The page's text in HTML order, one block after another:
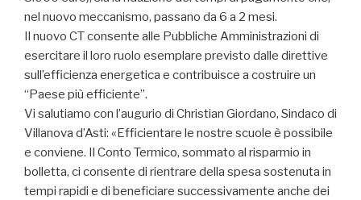
nel nuovo meccanismo, passano da 6 a 2 mesi.
Il nuovo CT consente alle Pubbliche Amministrazioni di
esercitare il loro ruolo esemplare previsto dalle direttive
sull’efficienza energetica e contribuisce a costruire un
“Paese più efficiente”.
Vi salutiamo con l’augurio di Christian Giordano, Sindaco di
Villanova d’Asti: «Efficientare le nostre scuole è possibile
e conviene. Il Conto Termico, sommato al risparmio in
bolletta, ci consente di rientrare della spesa sostenuta in
tempi rapidi e di beneficiare successivamente anche dei